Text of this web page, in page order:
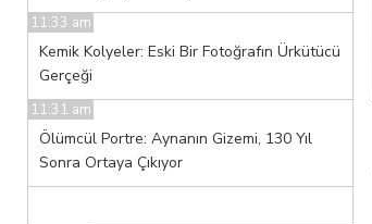
11:33 am
Kemik Kolyeler: Eski Bir Fotoğrafın Ürkütücü
Gerçeği
11:31 am
Ölümcül Portre: Aynanın Gizemi, 130 Yıl
Sonra Ortaya Çıkıyor